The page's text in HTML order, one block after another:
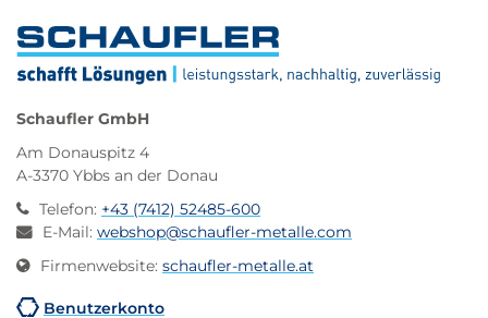
Schaufler GmbH
Am Donauspitz 4
A-3370 Ybbs an der Donau
Telefon: +43 (7412) 52485-600
E-Mail: webshop@schaufler-metalle.com
Firmenwebsite: schaufler-metalle.at
Benutzerkonto